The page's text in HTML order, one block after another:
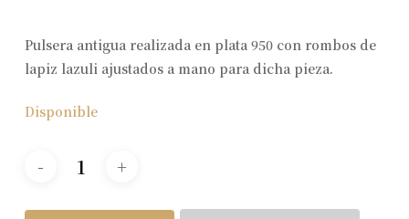
Pulsera antigua realizada en plata 950 con rombos de
lapiz lazuli ajustados a mano para dicha pieza.
Disponible